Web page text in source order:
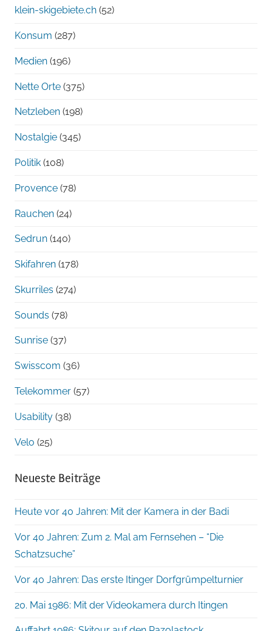
klein-skigebiete.ch (52)
Konsum (287)
Medien (196)
Nette Orte (375)
Netzleben (198)
Nostalgie (345)
Politik (108)
Provence (78)
Rauchen (24)
Sedrun (140)
Skifahren (178)
Skurriles (274)
Sounds (78)
Sunrise (37)
Swisscom (36)
Telekommer (57)
Usability (38)
Velo (25)
Neueste Beiträge
Heute vor 40 Jahren: Mit der Kamera in der Badi
Vor 40 Jahren: Zum 2. Mal am Fernsehen – “Die
Schatzsuche”
Vor 40 Jahren: Das erste Itinger Dorfgrümpelturnier
20. Mai 1986: Mit der Videokamera durch Itingen